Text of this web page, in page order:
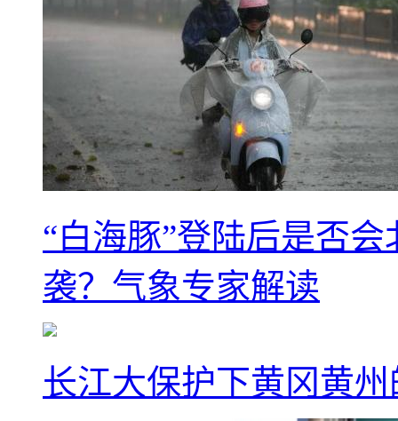
“白海豚”登陆后是否
袭？气象专家解读
长江大保护下黄冈黄